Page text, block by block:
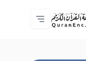
Audio